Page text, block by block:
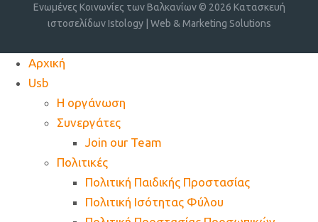
Ενωμένες Κοινωνίες των Βαλκανίων © 2026 Κατασκευή
ιστοσελίδων Istology | Web & Marketing Solutions
Αρχική
Usb
Η οργάνωση
Συνεργάτες
Join our Team
Πολιτικές
Πολιτική Παιδικής Προστασίας
Πολιτική Ισότητας Φύλου